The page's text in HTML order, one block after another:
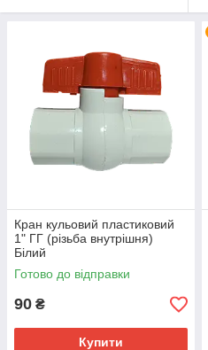
Кран кульовий пластиковий
1" ГГ (різьба внутрішня)
Білий
Готово до відправки
90 ₴
Купити